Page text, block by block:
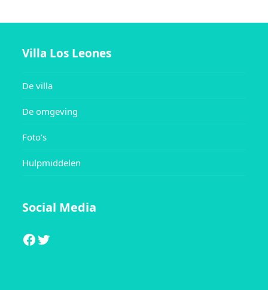
Villa Los Leones
De villa
De omgeving
Foto’s
Hulpmiddelen
Social Media
Facebook
Twitter